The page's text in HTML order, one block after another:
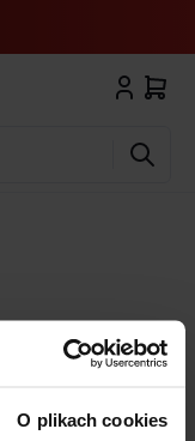
O plikach cookies